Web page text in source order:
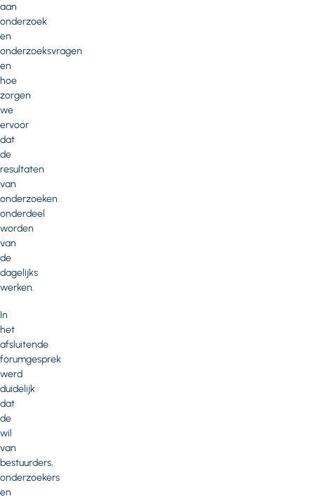
aan
onderzoek
en
onderzoeksvragen
en
hoe
zorgen
we
ervoor
dat
de
resultaten
van
onderzoeken
onderdeel
worden
van
de
dagelijks
werken.
In
het
afsluitende
forumgesprek
werd
duidelijk
dat
de
wil
van
bestuurders,
onderzoekers
en